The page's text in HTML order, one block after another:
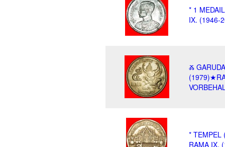
* 1
IX. (1946-
Ⰶ
* TEMPEL
RAMA IX.